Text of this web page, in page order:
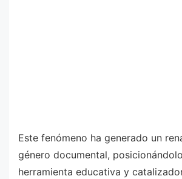
Este fenómeno ha generado un
género documental,
herramienta educativa y